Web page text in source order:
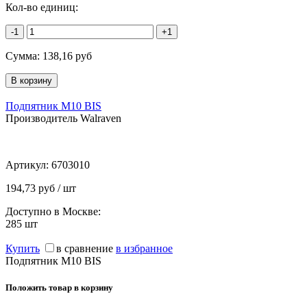
Кол-во единиц:
-1 +1
Сумма: 138,16 руб
Подпятник M10 BIS
Производитель Walraven
Артикул: 6703010
194,73 руб / шт
Доступно в Москве:
285 шт
Купить в сравнение в избранное
Подпятник M10 BIS
Положить товар в корзину